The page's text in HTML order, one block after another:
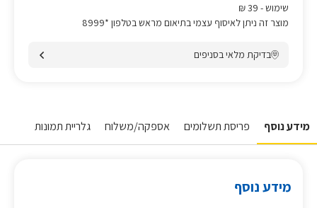
שימוש- 39 ₪
מוצר זה ניתן לאיסוף עצמי בתיאום מראש בטלפון *8999
בדיקת מלאי בסניפים
מידע נוסף פריסת תשלומים אספקה/משלוח גלריית תמונות
מידע נוסף